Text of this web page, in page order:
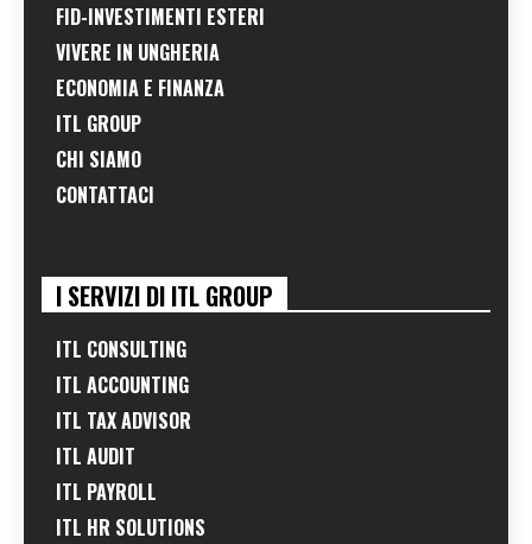
FID-INVESTIMENTI ESTERI
VIVERE IN UNGHERIA
ECONOMIA E FINANZA
ITL GROUP
CHI SIAMO
CONTATTACI
I SERVIZI DI ITL GROUP
ITL CONSULTING
ITL ACCOUNTING
ITL TAX ADVISOR
ITL AUDIT
ITL PAYROLL
ITL HR SOLUTIONS